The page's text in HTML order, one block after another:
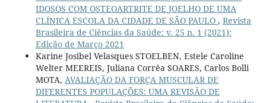
IDOSOS COM OSTEOARTRITE DE JOELHO DE UMA
CLÍNICA ESCOLA DA CIDADE DE SÃO PAULO , Revista
Brasileira de Ciências da Saúde: v. 25 n. 1 (2021):
Edição de Março 2021
Karine Josibel Velasques STOELBEN, Estele Caroline
Welter MEEREIS, Juliana Corrêa SOARES, Carlos Bolli
MOTA, AVALIAÇÃO DA FORÇA MUSCULAR DE
DIFERENTES POPULAÇÕES: UMA REVISÃO DE